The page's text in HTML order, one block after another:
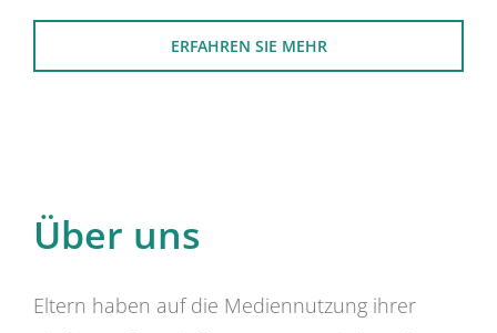
ERFAHREN SIE MEHR
Über uns
Eltern haben auf die Mediennutzung ihrer